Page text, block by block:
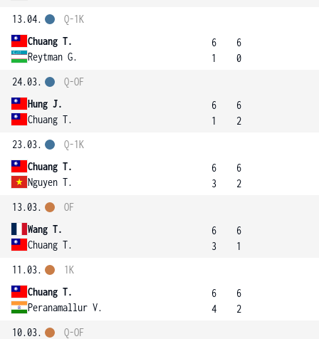
13.04.
Chuang T.
Reytman G.
Q-1K
6
1
6
0
24.03.
Hung J.
Chuang T.
Q-OF
6
1
6
2
23.03.
Chuang T.
Nguyen T.
Q-1K
6
3
6
2
13.03.
Wang T.
Chuang T.
OF
6
3
6
1
11.03.
Chuang T.
Peranamallur V.
1K
6
4
6
2
10.03.
Q-OF